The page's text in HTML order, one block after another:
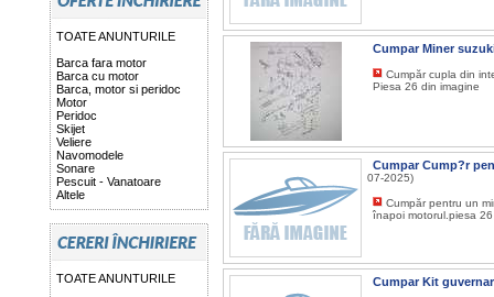
TOATE ANUNTURILE
Barca fara motor
Barca cu motor
Barca, motor si peridoc
Motor
Peridoc
Skijet
Veliere
Navomodele
Sonare
Pescuit - Vanatoare
Altele
TOATE ANUNTURILE
Cumpar Miner
Cumpăr cupla din
Piesa 26 din imagine
Cumpar Cump?r
07-2025)
Cumpăr pentru un
înapoi motorul.piesa
Cumpar Kit